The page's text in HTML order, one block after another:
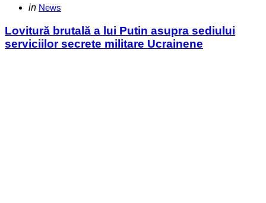
Categories
Posted
in News
Lovitură brutală a lui Putin asupra sediului
serviciilor secrete militare Ucrainene